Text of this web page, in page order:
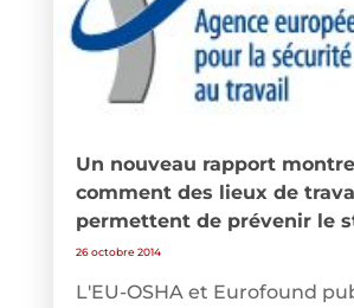
Un nouveau rapport montre
comment des lieux de
permettent de prévenir le
26 octobre 2014
L'EU-OSHA et Eurofound